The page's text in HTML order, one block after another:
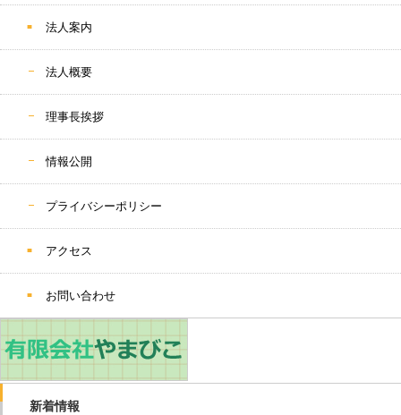
法人案内
法人概要
理事長挨拶
情報公開
プライバシーポリシー
アクセス
お問い合わせ
新着情報